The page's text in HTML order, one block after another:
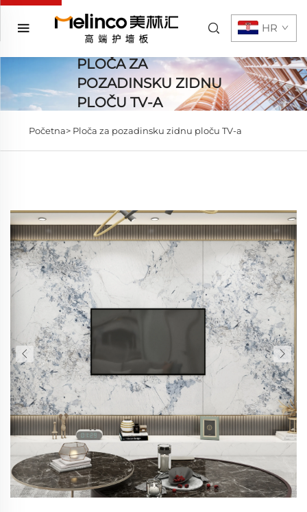
HR
PLOČA ZA
POZADINSKU ZIDNU
PLOČU TV-A
Početna> Ploča za pozadinsku zidnu ploču TV-a